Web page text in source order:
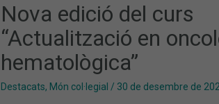
Nova edició del curs
“Actualització en
hematològica”
Destacats, Món col·legial / 30 de desembre de